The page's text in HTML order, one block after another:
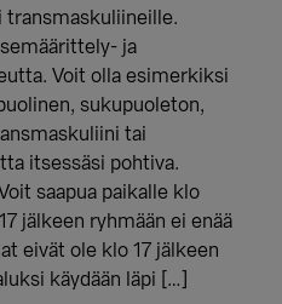
ja
Voit olla esimerkiksi
sukupuoleton,
tai
itsessäsi pohtiva.
saapua paikalle klo
jälkeen ryhmään ei enää
eivät ole klo 17 jälkeen
käydään läpi […]